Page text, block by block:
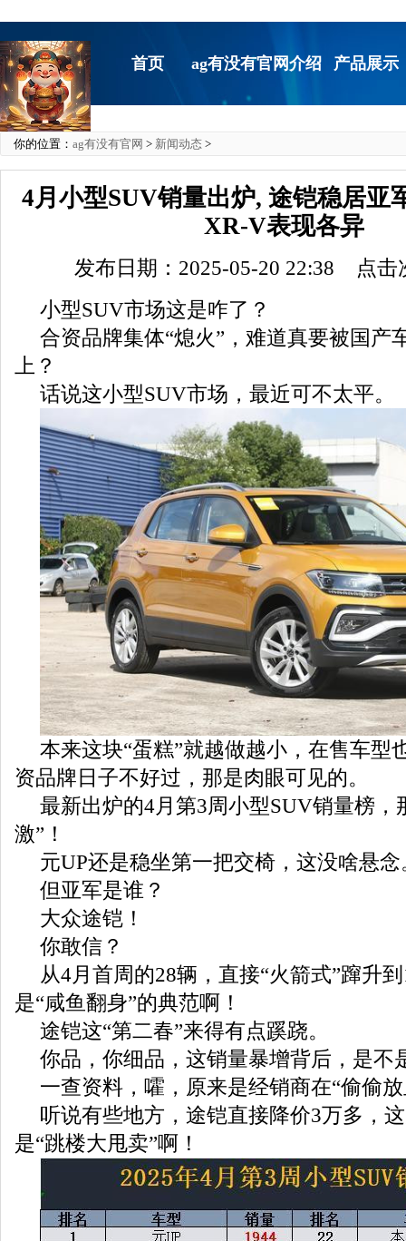
首页 ag有没有官网介绍 产品展示
你的位置： ag有没有官网 > 新闻动态 >
4月小型SUV销量出炉, 途铠稳居亚
XR-V表现各异
发布日期：2025-05-20 22:38 点击
小型SUV市场这是咋了？
合资品牌集体“熄火”，难道真要被国产
上？
话说这小型SUV市场，最近可不太平。
本来这块“蛋糕”就越做越小，在售车型
资品牌日子不好过，那是肉眼可见的。
最新出炉的4月第3周小型SUV销量榜，
激”！
元UP还是稳坐第一把交椅，这没啥悬念
但亚军是谁？
大众途铠！
你敢信？
从4月首周的28辆，直接“火箭式”蹿升
是“咸鱼翻身”的典范啊！
途铠这“第二春”来得有点蹊跷。
你品，你细品，这销量暴增背后，是不
一查资料，嚯，原来是经销商在“偷偷
听说有些地方，途铠直接降价3万多，
是“跳楼大甩卖”啊！